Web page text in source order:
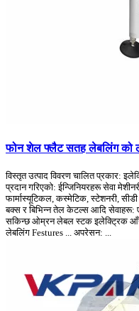
फोन शेल फ्लैट सतह लेबलिंग को
विस्तृत उत्पाद विवरण चालित प्रकार:
प्रदान गरिएको: ईन्जिनियरहरू सेवा
फार्मास्यूटिकल, कस्मेटिक, स्टेशनरी,
बक्स र बिभिन्न तेल केटल्स आदि सेवाहरू:
सकिन्छ ओम्रन लेबल स्टक इलेक्ट्रिक
लेबलिंग Festures ... अपरेसन: ...